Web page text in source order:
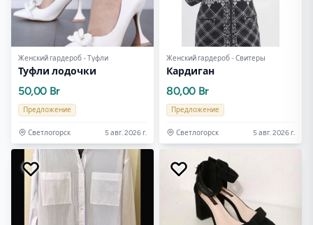
Женский гардероб - Туфли
Туфли лодочки
50,00 Br
Предложение
Светлогорск 5 авг. 2026 г.
Женский гардероб - Свитеры
Кардиган
80,00 Br
Предложение
Светлогорск 5 авг. 2026 г.